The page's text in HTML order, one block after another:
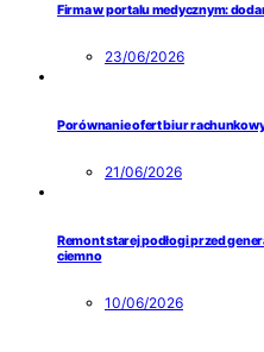
Firma w portalu medycznym:
23/06/2026
Porównanie ofert biur
21/06/2026
Remont starej podłogi przed
ciemno
10/06/2026